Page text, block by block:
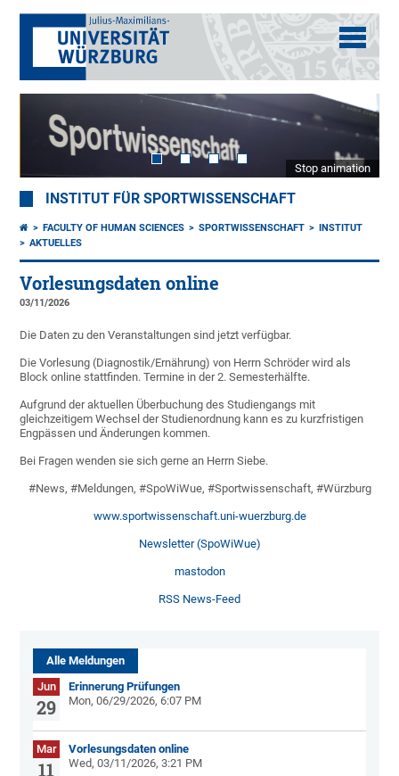
Stop animation
INSTITUT FÜR SPORTWISSENSCHAFT
FACULTY OF HUMAN SCIENCES SPORTWISSENSCHAFT
INSTITUT
AKTUELLES
Vorlesungsdaten online
03/11/2026
Die Daten zu den Veranstaltungen sind jetzt verfügbar.
Die Vorlesung (Diagnostik/Ernährung) von Herrn Schröder wird als
Block online stattfinden. Termine in der 2. Semesterhälfte.
Aufgrund der aktuellen Überbuchung des Studiengangs mit
gleichzeitigem Wechsel der Studienordnung kann es zu kurzfristigen
Engpässen und Änderungen kommen.
Bei Fragen wenden sie sich gerne an Herrn Siebe.
#News, #Meldungen, #SpoWiWue, #Sportwissenschaft, #Würzburg
www.sportwissenschaft.uni-wuerzburg.de
Newsletter (SpoWiWue)
mastodon
RSS News-Feed
Alle Meldungen
Jun
29
Erinnerung Prüfungen
Mon, 06/29/2026, 6:07 PM
Mar
11
Vorlesungsdaten online
Wed, 03/11/2026, 3:21 PM